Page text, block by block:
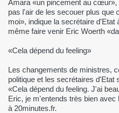
Amara «un pincement au cœur»,
pas l'air de les secouer plus que
moi», indique la secrétaire d'Etat
même faire venir Eric Woerth
«Cela dépend du feeling»
Les changements de ministres,
politique et les secrétaires d'Etat
«Cela dépend du feeling. J'ai
Eric, je m'entends très bien avec
à 20minutes.fr.